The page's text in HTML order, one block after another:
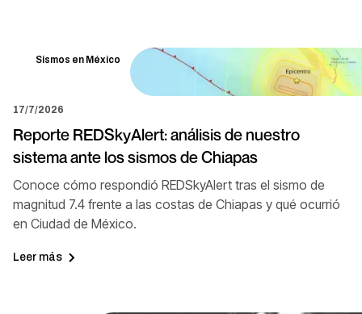
Sismos en México
17/7/2026
Reporte REDSkyAlert: análisis de nuestro
sistema ante los sismos de Chiapas
Conoce cómo respondió REDSkyAlert tras el sismo de
magnitud 7.4 frente a las costas de Chiapas y qué ocurrió
en Ciudad de México.
Leer más